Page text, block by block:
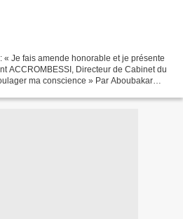
« Je fais amende honorable et je présente
ACCROMBESSI, Directeur de Cabinet du
ma conscience » Par Aboubakar